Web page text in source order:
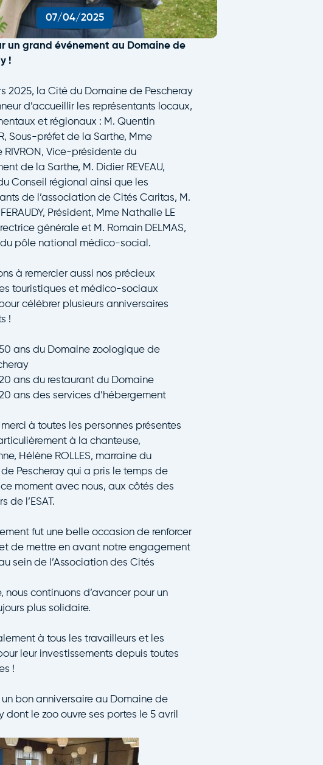
07/04/2025
un grand événement au Domaine de
!
2025, la Cité du Domaine de Pescheray
d’accueillir les représentants locaux,
et régionaux : M. Quentin
Sous-préfet de la Sarthe, Mme
RIVRON, Vice-présidente du
de la Sarthe, M. Didier REVEAU,
Conseil régional ainsi que les
de l’association de Cités Caritas, M.
Président, Mme Nathalie LE
générale et M. Romain DELMAS,
du pôle national médico-social.
à remercier aussi nos précieux
touristiques et médico-sociaux
célébrer plusieurs anniversaires
!
ans du Domaine zoologique de
ans du restaurant du Domaine
ans des services d’hébergement
à toutes les personnes présentes
à la chanteuse,
Hélène ROLLES, marraine du
Pescheray qui a pris le temps de
moment avec nous, aux côtés des
de l’ESAT.
fut une belle occasion de renforcer
de mettre en avant notre engagement
sein de l’Association des Cités
nous continuons d’avancer pour un
plus solidaire.
à tous les travailleurs et les
leur investissements depuis toutes
!
un bon anniversaire au Domaine de
dont le zoo ouvre ses portes le 5 avril